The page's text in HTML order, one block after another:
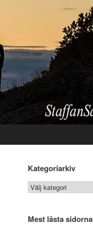
Kategoriarkiv
Kategoriarkiv
Mest lästa sidorna